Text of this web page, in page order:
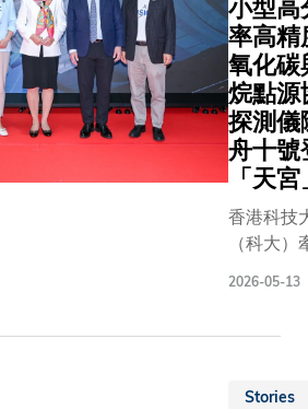
利民教授
以及新興
學科領域
部副教授
成興教授
前遠赴北
京，全程
安裝過程
並參與現
關鍵節點
析評估工
天韻相機
與國家航
任務。在
場觀看直
的師生之
中，不少
曾參與由
大團隊牽
研製的全
首款輕小
型、高分
率、高精
技大學（
大）謹此
以最熱烈
祝賀，並
黎博士代
香港特區
向太空深
振奮與自
豪。 科大
長葉玉如
香港歷史
小型高
率高精
氧化碳
烷點源
探測儀
舟十號
「天
香港科技
（科大）
源協同探
2026-05-13
Stories